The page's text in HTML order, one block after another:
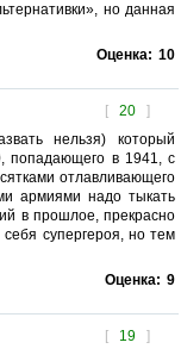
но данная
Оценка: 10
[ 20 ]
нельзя) который
попадающего в 1941, с
отлавливающего
армиями надо тыкать
в прошлое, прекрасно
супергероя, но тем
Оценка: 9
[ 19 ]